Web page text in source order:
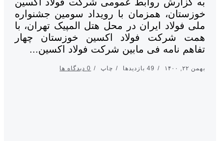
همزمان با رویداد سومین جشنواره
فولاد ایران در محل هتل المپیک تهران، با
شرکت فولاد اکسین خوزستان چهار
نامه فی مابین شرکت فولاد اکسین...
49 بازدیدها چاپ 0 دیدگاه ها